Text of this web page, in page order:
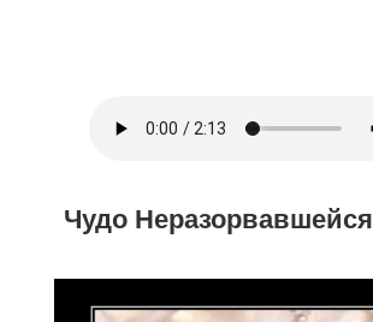
Чудо Неразорвавшейся